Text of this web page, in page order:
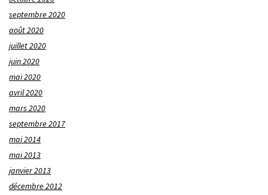
septembre 2020
août 2020
juillet 2020
juin 2020
mai 2020
avril 2020
mars 2020
septembre 2017
mai 2014
mai 2013
janvier 2013
décembre 2012